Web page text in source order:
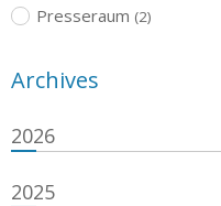
Presseraum (2)
Archives
2026
2025